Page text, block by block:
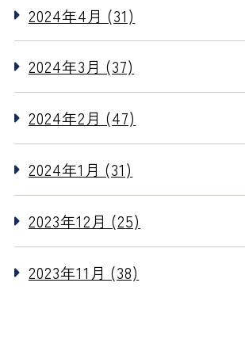
2024年4月 (31)
2024年3月 (37)
2024年2月 (47)
2024年1月 (31)
2023年12月 (25)
2023年11月 (38)